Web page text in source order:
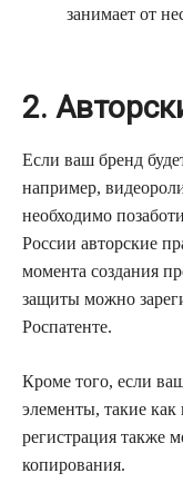
занимает от
2.
Если ваш бренд
например,
необходимо
России авторские
момента создания
защиты можно
Роспатенте.
Кроме того, если
элементы, такие
регистрация также
копирования.